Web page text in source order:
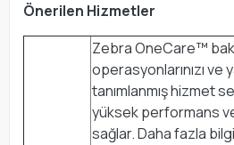
Önerilen Hizmetler
Zebra OneCare™
operasyonlarınızı ve
tanımlanmış hizmet
yüksek performans
sağlar. Daha fazla